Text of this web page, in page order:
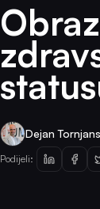
Dejan
Podijeli: